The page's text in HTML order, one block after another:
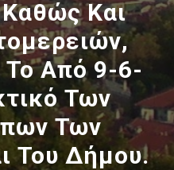
Και
Από 9-6-
Των
Των
Του Δήμου.